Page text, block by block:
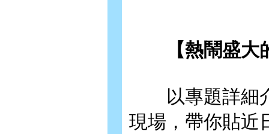
【熱鬧盛大
以專題詳細介
現場，帶你貼近